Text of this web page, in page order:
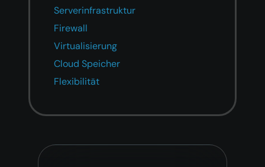
Serverinfrastruktur
Firewall
Virtualisierung
Cloud Speicher
Flexibilität